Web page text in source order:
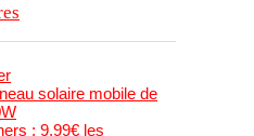
solaire mobile de
: 9.99€ les